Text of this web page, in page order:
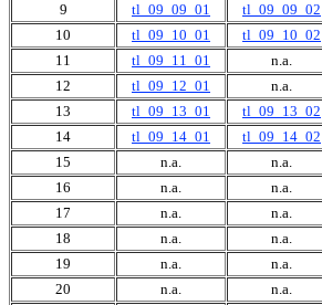
9
tl_09_09_01 tl_09_09_02
10
tl_09_10_01 tl_09_10_02
11
tl_09_11_01 n.a.
12
tl_09_12_01 n.a.
13
tl_09_13_01 tl_09_13_02
14
tl_09_14_01 tl_09_14_02
15
n.a. n.a.
16
n.a. n.a.
17
n.a. n.a.
18
n.a. n.a.
19
n.a. n.a.
20
n.a. n.a.